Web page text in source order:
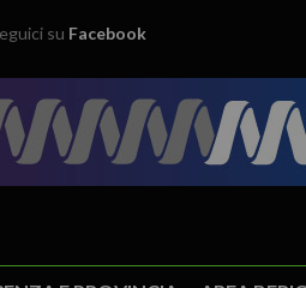
su Facebook